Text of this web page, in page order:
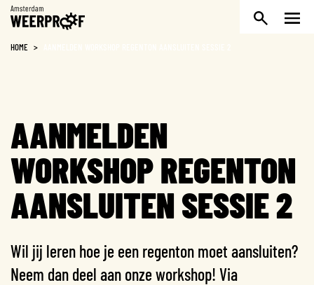
Weerproof
HOME >
AANMELDEN
WORKSHOP REGENTON
AANSLUITEN SESSIE 2
Wil jij leren hoe je een regenton moet aansluiten?
Neem dan deel aan onze workshop! Via